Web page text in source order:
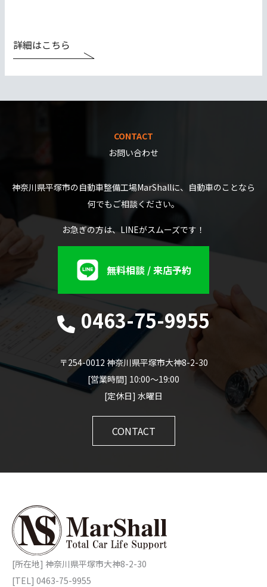
詳細はこちら
CONTACT
お問い合わせ
神奈川県平塚市の自動車整備工場MarShallに、自動車のことなら
何でもご相談ください。
お急ぎの方は、LINEがスムーズです！
無料相談 / 来店予約
0463-75-9955
〒254-0012 神奈川県平塚市大神8-2-30
[営業時間] 10:00～19:00
[定休日] 水曜日
CONTACT
[所在地] 神奈川県平塚市大神8-2-30
[TEL] 0463-75-9955